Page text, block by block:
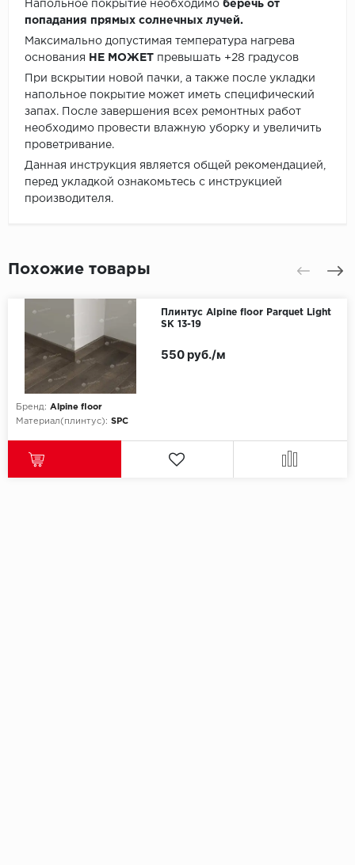
Напольное покрытие необходимо беречь от
попадания прямых солнечных лучей.
Максимально допустимая температура нагрева
основания
НЕ МОЖЕТ превышать +28 градусов
При вскрытии новой пачки, а также после укладки
напольное покрытие может иметь специфический
запах. После завершения всех ремонтных работ
необходимо провести влажную уборку и увеличить
проветривание.
Данная инструкция является общей рекомендацией,
перед укладкой ознакомьтесь с инструкцией
производителя.
Похожие товары
Плинтус Alpine floor Parquet Light
SK 13-19
Бренд: Alpine floor
Материал(плинтус): SPC
550 руб./м